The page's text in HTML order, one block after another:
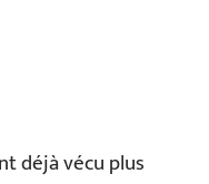
déjà vécu plus